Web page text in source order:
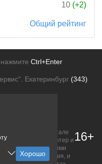
10 (+2)
Общий рейтинг
Ctrl+Enter
Екатеринбург (343)
на портале
характер и
положениями
и полного описания, и
16+